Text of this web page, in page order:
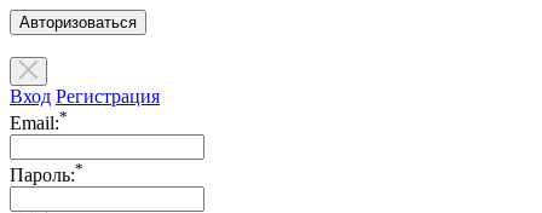
Авторизоваться
Вход Регистрация
Email:*
Пароль:*